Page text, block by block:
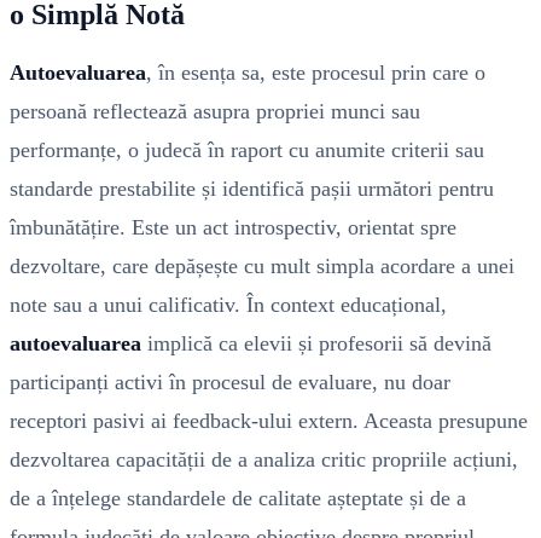
o Simplă Notă
Autoevaluarea, în esența sa, este procesul prin care o
persoană reflectează asupra propriei munci sau
performanțe, o judecă în raport cu anumite criterii sau
standarde prestabilite și identifică pașii următori pentru
îmbunătățire. Este un act introspectiv, orientat spre
dezvoltare, care depășește cu mult simpla acordare a unei
note sau a unui calificativ. În context educațional,
autoevaluarea implică ca elevii și profesorii să devină
participanți activi în procesul de evaluare, nu doar
receptori pasivi ai feedback-ului extern. Aceasta presupune
dezvoltarea capacității de a analiza critic propriile acțiuni,
de a înțelege standardele de calitate așteptate și de a